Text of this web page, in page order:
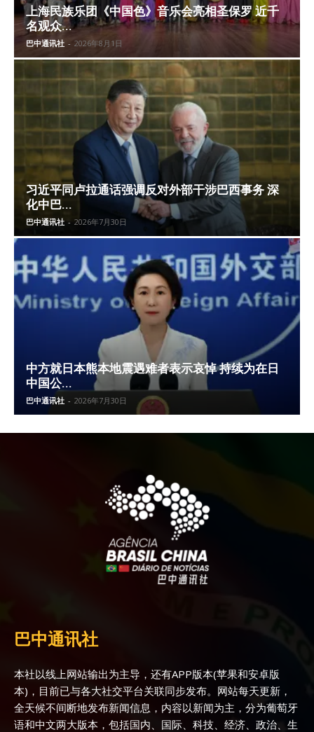
上海民族乐团《中国色》音乐会亮相圣保罗 近千
名观众...
巴中通讯社 - 2026年8月1日
习近平同卢拉通话强调反对外部干涉巴西事务 深
化中巴...
巴中通讯社 - 2026年7月30日
中方就日本熊本地震遇难者表示哀悼 持续为在日
中国公...
巴中通讯社 - 2026年7月30日
巴中通讯社
本社以线上网站输出为主导，还有APP版本(苹果和安卓版
本)，目前已与各大社交平台关联同步发布。网站每天更新，
全天候不间断地发布新闻信息，内容以新闻为主，分为葡萄牙
语和中文两大版本，包括国内、国际、科技、经济、政治、生